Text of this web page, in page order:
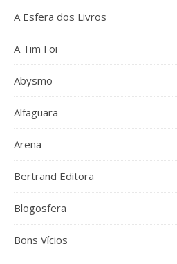
A Esfera dos Livros
A Tim Foi
Abysmo
Alfaguara
Arena
Bertrand Editora
Blogosfera
Bons Vícios